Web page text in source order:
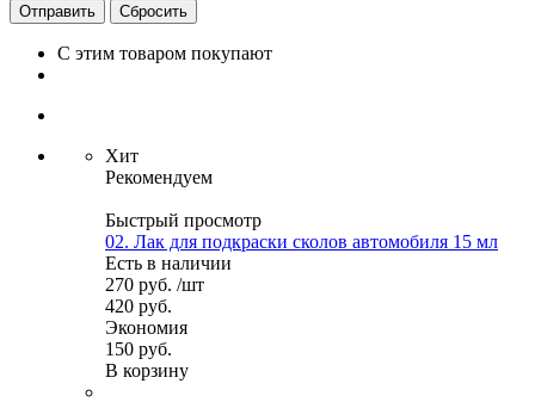
Сбросить
С этим товаром покупают
Хит
Рекомендуем
Быстрый просмотр
02. Лак для подкраски сколов автомобиля 15 мл
Есть в наличии
270 руб. /шт
420 руб.
Экономия
150 руб.
В корзину